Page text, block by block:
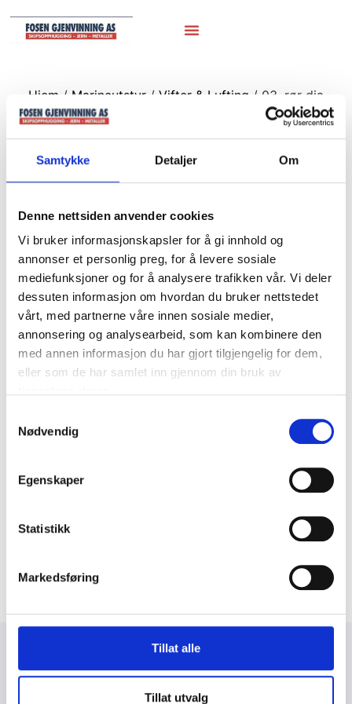
Samtykke Detaljer Om
Denne nettsiden anvender cookies
Vi bruker informasjonskapsler for å gi innhold og
annonser et personlig preg, for å levere sosiale
mediefunksjoner og for å analysere trafikken vår. Vi deler
dessuten informasjon om hvordan du bruker nettstedet
vårt, med partnerne våre innen sosiale medier,
annonsering og analysearbeid, som kan kombinere den
med annen informasjon du har gjort tilgjengelig for dem,
eller som de har samlet inn gjennom din bruk av
Nødvendig
Egenskaper
Statistikk
Markedsføring
Tillat alle
Tillat utvalg
Hjem / Marineutstyr/ Vifter & Lufting / 03. rør dia
18cm
03. rør dia 18cm
+47 72 53 44 30